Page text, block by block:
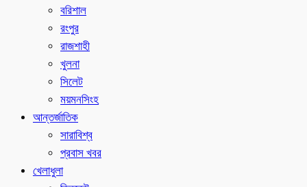
বরিশাল
রংপুর
রাজশাহী
খুলনা
সিলেট
ময়মনসিংহ
আন্তর্জাতিক
সারাবিশ্ব
প্রবাস খবর
খেলাধুলা